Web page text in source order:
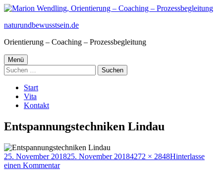
Springe
Inhalt
naturundbewusstsein.de
Orientierung – Coaching – Prozessbegleitung
Primäres
Menü
Menü
Suchen
nach:
Start
Vita
Kontakt
Entspannungstechniken Lindau
Veröffentlicht
am
25. November 201825. November 2018Volle
4272 × 2848Hinterlasse
einen Kommentarzu